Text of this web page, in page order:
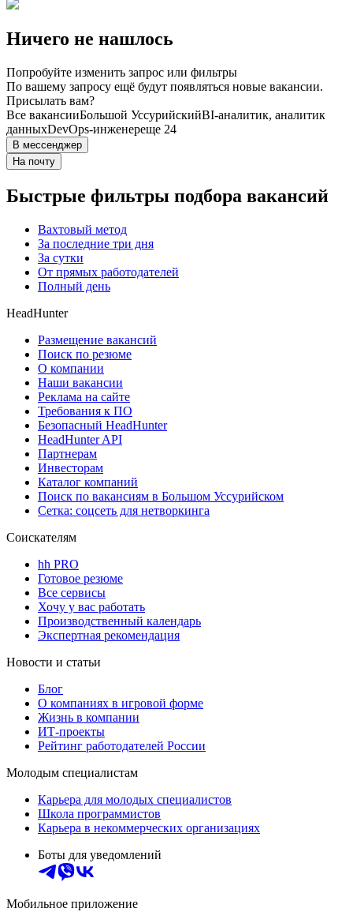
Ничего не нашлось
Попробуйте изменить запрос или фильтры
По вашему запросу ещё будут появляться новые вакансии.
Присылать вам?
Все вакансииБольшой УссурийскийBI-аналитик, аналитик
данныхDevOps-инженереще 24
В мессенджер
На почту
Быстрые фильтры подбора вакансий
Вахтовый метод
За последние три дня
За сутки
От прямых работодателей
Полный день
HeadHunter
Размещение вакансий
Поиск по резюме
О компании
Наши вакансии
Реклама на сайте
Требования к ПО
Безопасный HeadHunter
HeadHunter API
Партнерам
Инвесторам
Каталог компаний
Поиск по вакансиям в Большом Уссурийском
Сетка: соцсеть для нетворкинга
Соискателям
hh PRO
Готовое резюме
Все сервисы
Хочу у вас работать
Производственный календарь
Экспертная рекомендация
Новости и статьи
Блог
О компаниях в игровой форме
Жизнь в компании
ИТ-проекты
Рейтинг работодателей России
Молодым специалистам
Карьера для молодых специалистов
Школа программистов
Карьера в некоммерческих организациях
Боты для уведомлений
Мобильное приложение